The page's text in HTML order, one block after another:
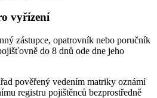
vyřízení
zástupce, opatrovník nebo poručník
do 8 dnů ode dne jeho
pověřený vedením matriky oznámí
registru pojištěnců bezprostředně